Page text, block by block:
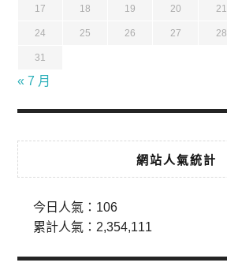
17 18 19 20 21
24 25 26 27 28
31
« 7 月
網站人氣統計
今日人氣： 106
累計人氣： 2,354,111